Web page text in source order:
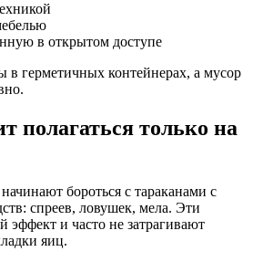
в открытом доступе
в герметичных контейнерах, а мусор
полагаться только на
бороться с тараканами с
спреев, ловушек, мела. Эти
и часто не затрагивают
яиц.